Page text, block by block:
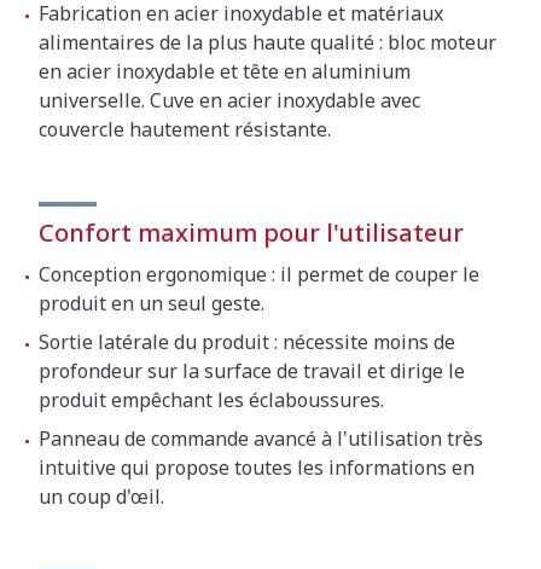
Fabrication en acier inoxydable et matériaux
alimentaires de la plus haute qualité : bloc moteur
en acier inoxydable et tête en aluminium
universelle. Cuve en acier inoxydable avec
couvercle hautement résistante.
Confort maximum pour l'utilisateur
Conception ergonomique : il permet de couper le
produit en un seul geste.
Sortie latérale du produit : nécessite moins de
profondeur sur la surface de travail et dirige le
produit empêchant les éclaboussures.
Panneau de commande avancé à l'utilisation très
intuitive qui propose toutes les informations en
un coup d'œil.